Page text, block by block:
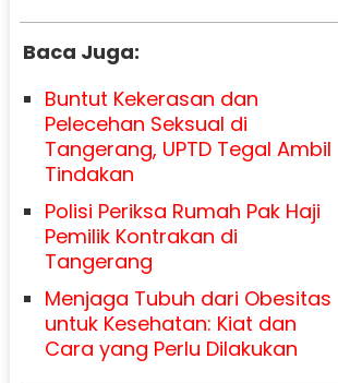
Baca Juga:
Buntut Kekerasan dan
Pelecehan Seksual di
Tangerang, UPTD Tegal Ambil
Tindakan
Polisi Periksa Rumah Pak Haji
Pemilik Kontrakan di
Tangerang
Menjaga Tubuh dari Obesitas
untuk Kesehatan: Kiat dan
Cara yang Perlu Dilakukan